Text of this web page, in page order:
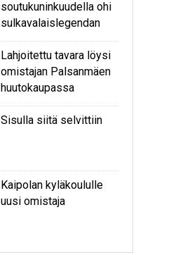
soutukuninkuudella ohi
sulkavalaislegendan
Lahjoitettu tavara löysi
omistajan Palsanmäen
huutokaupassa
Sisulla siitä selvittiin
Kaipolan kyläkoululle
uusi omistaja